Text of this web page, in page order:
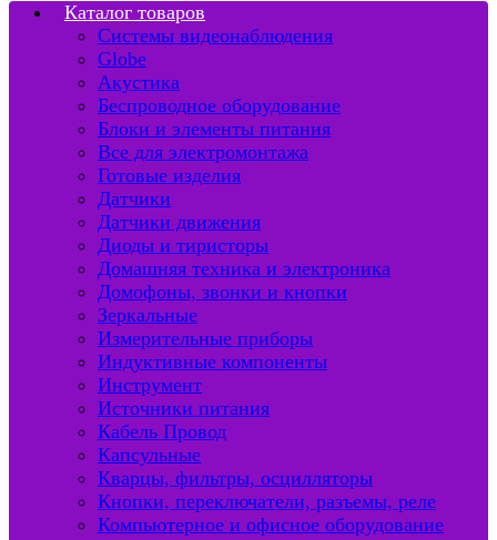
Каталог товаров
Системы видеонаблюдения
Globe
Акустика
Беспроводное оборудование
Блоки и элементы питания
Все для электромонтажа
Готовые изделия
Датчики
Датчики движения
Диоды и тиристоры
Домашняя техника и электроника
Домофоны, звонки и кнопки
Зеркальные
Измерительные приборы
Индуктивные компоненты
Инструмент
Источники питания
Кабель Провод
Капсульные
Кварцы, фильтры, осцилляторы
Кнопки, переключатели, разъемы, реле
Компьютерное и офисное оборудование